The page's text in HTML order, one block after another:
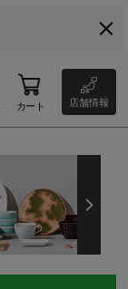
カート 店舗情報